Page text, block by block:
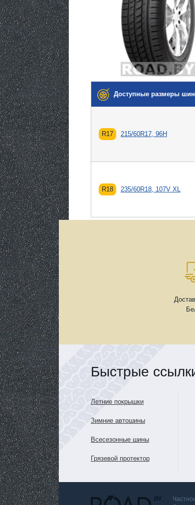
Доступные размеры шин
R17 215/60R17, 96H
R18 235/60R18, 107V XL
Быстрые
Летние покрышки
Зимние автошины
Всесезонные шины
Грязевой протектор